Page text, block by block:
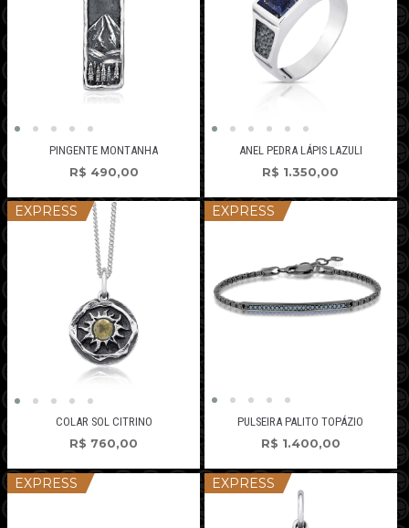
PINGENTE MONTANHA
R$ 490,00
ANEL PEDRA LÁPIS LAZULI
R$ 1.350,00
EXPRESS
COLAR SOL CITRINO
R$ 760,00
EXPRESS
PULSEIRA PALITO TOPÁZIO
R$ 1.400,00
EXPRESS EXPRESS